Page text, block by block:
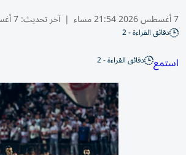
7 أغسطس 2026 21:54 مساء | آخر تحديث:7 أغسطس 22:19 2026
دقائق القراءة - 2
استمع دقائق القراءة - 2